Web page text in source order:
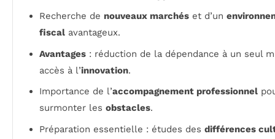
Recherche de nouveaux marchés et d’un
fiscal avantageux.
Avantages : réduction de la dépendance à un seul
accès à l’innovation.
Importance de l’accompagnement professionnel
surmonter les obstacles.
Préparation essentielle : études des différences